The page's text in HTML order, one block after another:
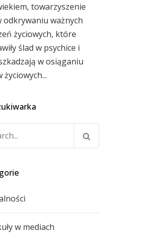
towarzyszenie
odkrywaniu ważnych
życiowych, które
ślad w psychice i
w osiąganiu
życiowych...
w mediach